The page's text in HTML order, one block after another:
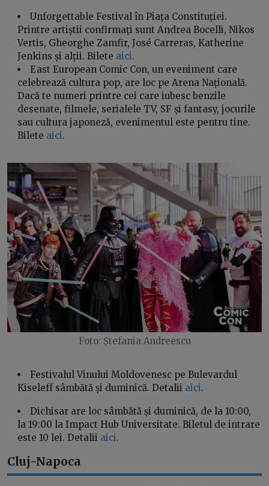
Unforgettable Festival în Piața Constituției.
Printre artiștii confirmați sunt Andrea Bocelli, Nikos
Vertis, Gheorghe Zamfir, José Carreras, Katherine
Jenkins și alții. Bilete aici.
East European Comic Con, un eveniment care
celebrează cultura pop, are loc pe Arena Națională.
Dacă te numeri printre cei care iubesc benzile
desenate, filmele, serialele TV, SF și fantasy, jocurile
sau cultura japoneză, evenimentul este pentru tine.
Bilete aici.
Foto: Ștefania Andreescu
Festivalul Vinului Moldovenesc pe Bulevardul
Kiseleff sâmbătă și duminică. Detalii aici.
Dichisar are loc sâmbătă și duminică, de la 10:00,
la 19:00 la Impact Hub Universitate. Biletul de intrare
este 10 lei. Detalii aici.
Cluj-Napoca